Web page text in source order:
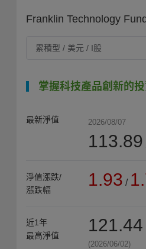
Franklin Technology Fund
掌握科技產品創新的
最新淨值 2026/08/07
113.89
淨值漲跌/
漲跌幅
1.93 /
近1年
最高淨值
121.44
(2026/06/02)